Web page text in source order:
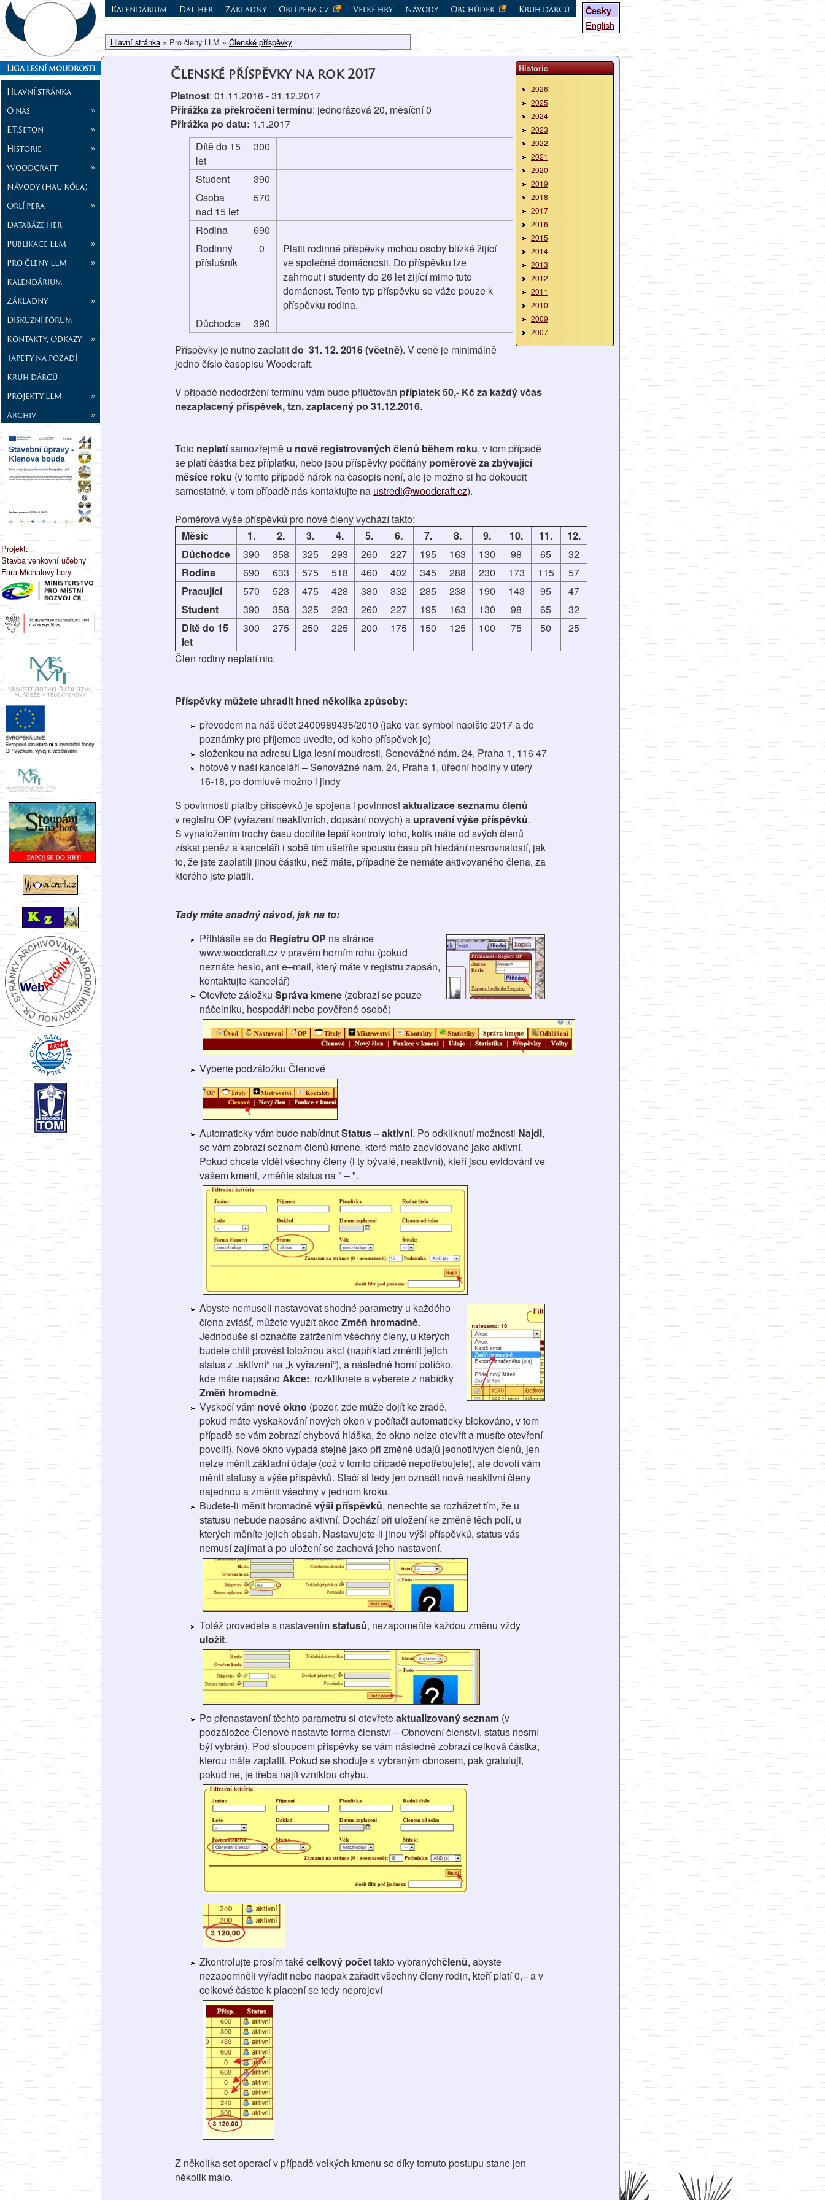
Liga lesní moudrosti
Hlavní stránka
O nás
»
E.T.Seton
»
Historie
»
Woodcraft
»
Návody (Hau Kóla)
Orlí pera
»
Databáze her
Publikace LLM
»
Pro členy LLM
»
Kalendárium
Základny
»
Diskuzní fórum
Kontakty, Odkazy
»
Tapety na pozadí
Kruh dárců
Projekty LLM
»
Archiv
»
Projekt:
Stavba venkovní učebny
Fara Michalovy hory
Česky
English
Kalendárium Dat. her Základny Orlí pera.cz Velké hry Návody Obchůdek Kruh dárců
Hlavní stránka » Pro členy LLM » Členské příspěvky
Historie
2026
2025
2024
2023
2022
2021
2020
2019
2018
2017
2016
2015
2014
2013
2012
2011
2010
2009
2007
Členské příspěvky na rok 2017
Platnost: 01.11.2016 - 31.12.2017
Přirážka za překročení termínu: jednorázová 20, měsíční 0
Přirážka po datu: 1.1.2017
Dítě do 15
let
300
Student
390
Osoba
nad 15 let
570
Rodina
690
Rodinný
příslušník
0
Platit rodinné příspěvky mohou osoby blízké žijící
ve společné domácnosti. Do příspěvku lze
zahrnout i studenty do 26 let žijící mimo tuto
domácnost. Tento typ příspěvku se váže pouze k
příspěvku rodina.
Důchodce
390
Příspěvky je nutno zaplatitdo 31. 12. 2016 (včetně). V ceně je minimálně
jedno číslo časopisu Woodcraft.
V případě nedodržení termínu vám bude přiúčtován příplatek 50,- Kč za každý včas
nezaplacený příspěvek, tzn. zaplacený po 31.12.2016.
Toto neplatísamozřejměu nově registrovaných členů během roku, v tom případě
se platí částka bez příplatku, nebo jsou příspěvky počítánypoměrově za zbývající
měsíce roku (v tomto případě nárok na časopis není, ale je možno si ho dokoupit
samostatně, v tom případě nás kontaktujte na ustredi@woodcraft.cz).
Poměrová výše příspěvků pro nové členy vychází takto:
Měsíc
1. 2. 3. 4. 5. 6. 7. 8. 9. 10. 11.
12.
Důchodce
390 358 325 293 260 227 195 163 130 98 65
32
Rodina
690 633 575 518 460 402 345 288 230 173 115
57
Pracující
570 523 475 428 380 332 285 238 190 143 95
47
Student
390 358 325 293 260 227 195 163 130 98 65
32
Dítě do 15
let
300 275 250 225 200 175 150 125 100 75 50 25
Člen rodiny neplatí nic.
Příspěvky můžete uhradit hned několika způsoby:
převodem na náš účet 2400989435/2010 (jako var. symbol napište 2017 a do
poznámky pro příjemce uveďte, od koho příspěvek je)
složenkou na adresu Liga lesní moudrosti, Senovážné nám. 24, Praha 1, 116 47
hotově v naší kanceláři – Senovážné nám. 24, Praha 1, úřední hodiny v úterý
16-18, po domluvě možno i jindy
S povinností platby příspěvků je spojena i povinnostaktualizace seznamu členů
v registru OP (vyřazení neaktivních, dopsání nových) a upravení výše příspěvků.
S vynaložením trochy času docílíte lepší kontroly toho, kolik máte od svých členů
získat peněz a kanceláři i sobě tím ušetříte spoustu času při hledání nesrovnalostí, jak
to, že jste zaplatili jinou částku, než máte, případně že nemáte aktivovaného člena, za
kterého jste platili.
Tady máte snadný návod, jak na to:
Přihlásíte se do Registru OP na stránce
www.woodcraft.cz v pravém horním rohu (pokud
neznáte heslo, ani e–mail, který máte v registru zapsán,
kontaktujte kancelář)
Otevřete záložku Správa kmene(zobrazí se pouze
náčelníku, hospodáři nebo pověřené osobě)
Vyberte podzáložku Členové
Automaticky vám bude nabídnutStatus – aktivní. Po odkliknutí možnosti Najdi,
se vám zobrazí seznam členů kmene, které máte zaevidované jako aktivní.
Pokud chcete vidět všechny členy (i ty bývalé, neaktivní), kteří jsou evidováni ve
vašem kmeni, změňte status na " – ".
Abyste nemuseli nastavovat shodné parametry u každého
člena zvlášť, můžete využít akceZměň hromadně.
Jednoduše si označíte zatržením všechny členy, u kterých
budete chtít provést totožnou akci (například změnit jejich
status z „aktivní“ na „k vyřazení“), a následně horní políčko,
kde máte napsánoAkce:, rozkliknete a vyberete z nabídky
Změň hromadně.
Vyskočí vám nové okno (pozor, zde může dojít ke zradě,
pokud máte vyskakování nových oken v počítači automaticky blokováno, v tom
případě se vám zobrazí chybová hláška, že okno nelze otevřít a musíte otevření
povolit). Nové okno vypadá stejně jako při změně údajů jednotlivých členů, jen
nelze měnit základní údaje (což v tomto případě nepotřebujete), ale dovolí vám
měnit statusy a výše příspěvků. Stačí si tedy jen označit nově neaktivní členy
najednou a změnit všechny v jednom kroku.
Budete-li měnit hromadněvýši příspěvků, nenechte se rozházet tím, že u
statusu nebude napsáno aktivní. Dochází při uložení ke změně těch polí, u
kterých měníte jejich obsah. Nastavujete-li jinou výši příspěvků, status vás
nemusí zajímat a po uložení se zachová jeho nastavení.
Totéž provedete s nastavenímstatusů, nezapomeňte každou změnu vždy
uložit.
Po přenastavení těchto parametrů si otevřeteaktualizovaný seznam(v
podzáložce Členové nastavte forma členství – Obnovení členství, status nesmí
být vybrán). Pod sloupcem příspěvky se vám následně zobrazí celková částka,
kterou máte zaplatit. Pokud se shoduje s vybraným obnosem, pak gratuluji,
pokud ne, je třeba najít vzniklou chybu.
Zkontrolujte prosím takécelkový počettakto vybranýchčlenů, abyste
nezapomněli vyřadit nebo naopak zařadit všechny členy rodin, kteří platí 0,– a v
celkové částce k placení se tedy neprojeví
Z několika set operací v případě velkých kmenů se díky tomuto postupu stane jen
několik málo.